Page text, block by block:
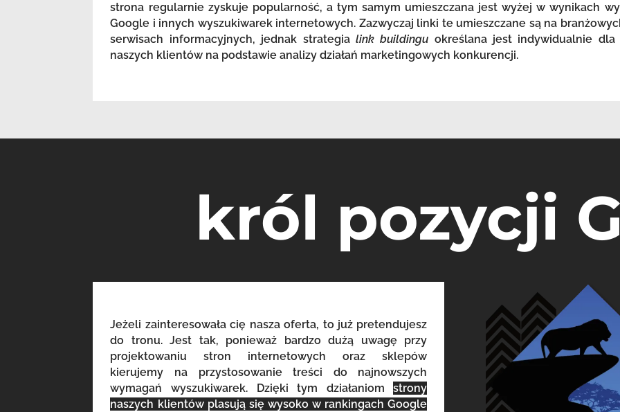
strona regularnie zyskuje popularność, a tym samym umieszczana jest wyżej w wynikach
Google i innych wyszukiwarek internetowych. Zazwyczaj linki te umieszczane są na
serwisach informacyjnych, jednak strategia link buildingu określana jest indywidualnie dla
naszych klientów na podstawie analizy działań marketingowych konkurencji.
król pozycji
Jeżeli zainteresowała cię nasza oferta, to już pretendujesz
do tronu. Jest tak, ponieważ bardzo dużą uwagę przy
projektowaniu stron internetowych oraz sklepów
kierujemy na przystosowanie treści do najnowszych
wymagań wyszukiwarek. Dzięki tym działaniomstrony
naszych klientów plasują się wysoko w rankingach Google